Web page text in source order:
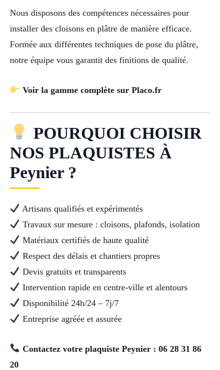
Nous disposons des compétences nécessaires pour
installer des cloisons en plâtre de manière efficace.
Formée aux différentes techniques de pose du plâtre,
notre équipe vous garantit des finitions de qualité.
Voir la gamme complète sur Placo.fr
POURQUOI CHOISIR
NOS PLAQUISTES À
Peynier ?
Artisans qualifiés et expérimentés
Travaux sur mesure : cloisons, plafonds, isolation
Matériaux certifiés de haute qualité
Respect des délais et chantiers propres
Devis gratuits et transparents
Intervention rapide en centre-ville et alentours
Disponibilité 24h/24 – 7j/7
Entreprise agréée et assurée
Contactez votre plaquiste Peynier : 06 28 31 86
20